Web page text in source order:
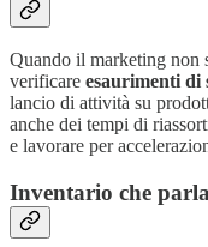
Quando il marketing non
verificare esaurimenti di
lancio di attività su
anche dei tempi di
e lavorare per
Inventario che